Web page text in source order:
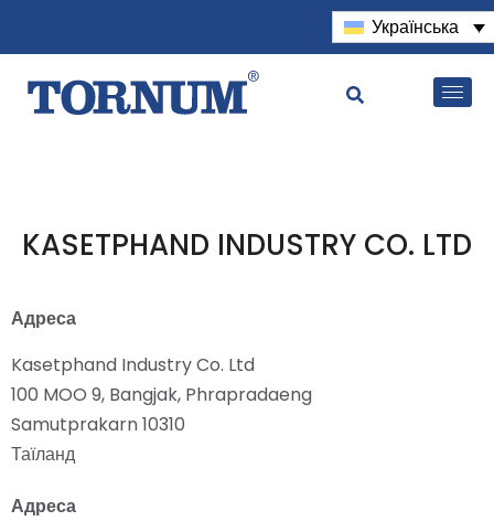
Українська
KASETPHAND INDUSTRY CO. LTD
Адреса
Kasetphand Industry Co. Ltd
100 MOO 9, Bangjak, Phrapradaeng
Samutprakarn 10310
Таїланд
Адреса